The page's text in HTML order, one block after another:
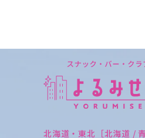
北海道・東北［北海道 /